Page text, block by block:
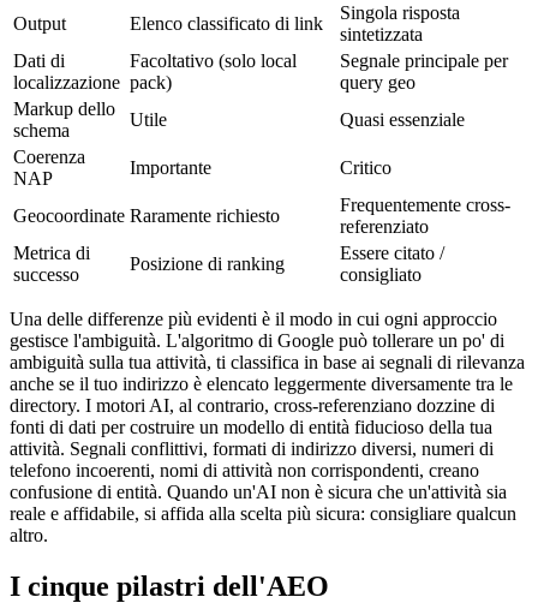
Output
Elenco classificato di link
Singola risposta
sintetizzata
Dati di
localizzazione
Facoltativo (solo local
pack)
Segnale principale per
query geo
Markup dello
schema
Utile
Quasi essenziale
Coerenza
NAP
Importante Critico
Geocoordinate Raramente richiesto
Frequentemente cross-
referenziato
Metrica di
successo
Posizione di ranking
Essere citato /
consigliato
Una delle differenze più evidenti è il modo in cui ogni approccio
gestisce l'ambiguità. L'algoritmo di Google può tollerare un po' di
ambiguità sulla tua attività, ti classifica in base ai segnali di rilevanza
anche se il tuo indirizzo è elencato leggermente diversamente tra le
directory. I motori AI, al contrario, cross-referenziano dozzine di
fonti di dati per costruire un modello di entità fiducioso della tua
attività. Segnali conflittivi, formati di indirizzo diversi, numeri di
telefono incoerenti, nomi di attività non corrispondenti, creano
confusione di entità. Quando un'AI non è sicura che un'attività sia
reale e affidabile, si affida alla scelta più sicura: consigliare qualcun
altro.
I cinque pilastri dell'AEO